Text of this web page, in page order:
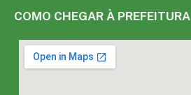
COMO CHEGAR À PREFEITURA